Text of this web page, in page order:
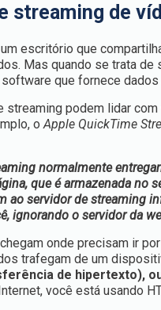
streaming de
escritório que
Mas quando se trata
que fornece dados
streaming podem lidar
oApple QuickTime
normalmente
que é armazenada no
ao servidor de streaming
ignorando o servidor da
onde precisam ir
trafegam de um
de hipertexto),
você está usando